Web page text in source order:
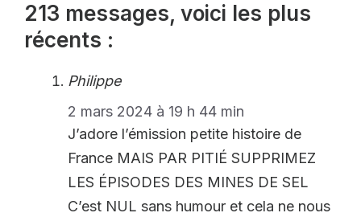
213 messages, voici les plus
récents :
Philippe
2 mars 2024 à 19 h 44 min
J’adore l’émission petite histoire de
France MAIS PAR PITIÉ SUPPRIMEZ
LES ÉPISODES DES MINES DE SEL
C’est NUL sans humour et cela ne nous